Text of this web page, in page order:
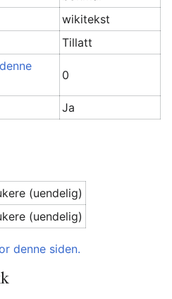
wikitekst
Tillatt
0
Ja
(uendelig)
(uendelig)
denne siden.